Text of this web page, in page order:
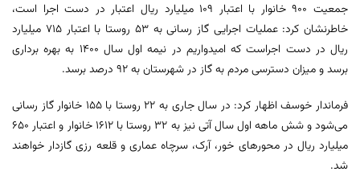
جمعیت ۹۰۰ خانوار با اعتبار ۱۰۹ میلیارد ریال اعتبار در دست اجرا است،
خاطرنشان کرد: عملیات اجرایی گاز رسانی به ۵۳ روستا با اعتبار ۷۱۵ میلیارد
ریال در دست اجراست که امیدواریم در نیمه اول سال ۱۴۰۰ به بهره برداری
برسد و میزان دسترسی مردم به گاز در شهرستان به ۹۲ درصد برسد.
فرماندار خوسف اظهار کرد: در سال جاری به ۲۲ روستا با ۱۵۵ خانوار گاز رسانی
می‌شود و شش ماهه اول سال آتی نیز به ۳۲ روستا با ۱۶۱۲ خانوار و اعتبار ۶۵۰
میلیارد ریال در محورهای خور، آرک، سرچاه عماری و قلعه رزی گازدار خواهند
شد.